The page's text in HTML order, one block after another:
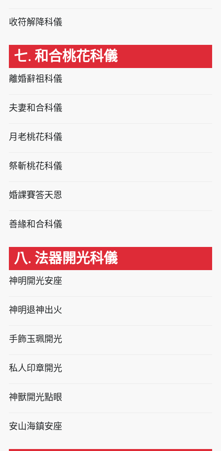
收符解降科儀
七. 和合桃花科儀
離婚辭祖科儀
夫妻和合科儀
月老桃花科儀
祭斬桃花科儀
婚課賽答天恩
善緣和合科儀
八. 法器開光科儀
神明開光安座
神明退神出火
手飾玉珮開光
私人印章開光
神獸開光點眼
安山海鎮安座